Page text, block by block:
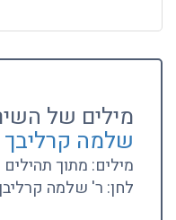
מילים של
שלמה קרליבך
מילים: מתוך תהילים
לחן: ר' שלמה